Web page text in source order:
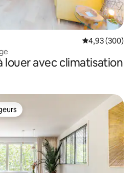
Note
4,93 (300)
avec climatisation
parmi les plus aimés